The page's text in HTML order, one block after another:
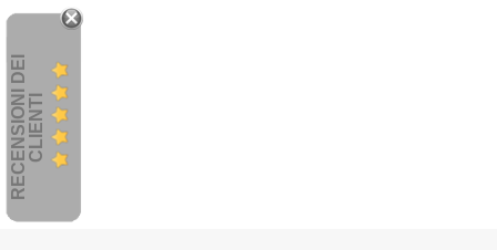
R
E
C
E
N
S
I
ON
I
D
E
I
C
L
I
E
N
TI